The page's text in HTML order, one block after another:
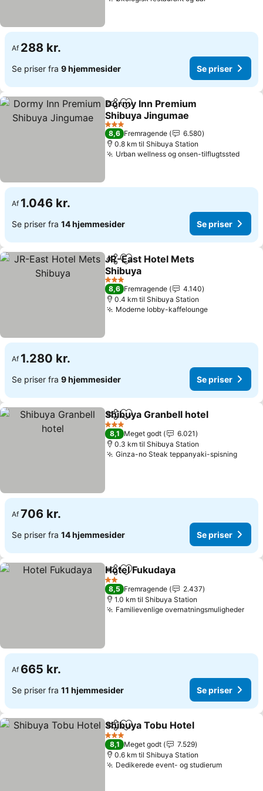
Af 288 kr.
Se priser fra 9 hjemmesider Se priser
Del Føj til favoritter
Dormy Inn Premium
Shibuya Jingumae
Se priser
3 Stjerner
8,6 Fremragende
6.580
0.8 km til Shibuya Station
Urban wellness og onsen-tilflugtsstedSe
Af 1.046 kr.
Se priser fra 14 hjemmesider Se priser
Del Føj til favoritter
JR-East Hotel Mets
Shibuya
Se priser
3 Stjerner
8,6 Fremragende
4.140
0.4 km til Shibuya Station
Moderne lobby-kaffeloungeSe priser
Af 1.280 kr.
Se priser fra 9 hjemmesider Se priser
Del Føj til favoritter
Shibuya Granbell hotel
3 Stjerner
8,1 Meget godt
6.021
0.3 km til Shibuya Station
Ginza-no Steak teppanyaki-spisningSe
Af 706 kr.
Se priser fra 14 hjemmesider Se priser
Del Føj til favoritter
Hotel Fukudaya
2 Stjerner
8,5 Fremragende
2.437
1.0 km til Shibuya Station
Familievenlige overnatningsmulighederSe
Af 665 kr.
Se priser fra 11 hjemmesider Se priser
Del Føj til favoritter
Shibuya Tobu Hotel
3 Stjerner
8,1 Meget godt
7.529
0.6 km til Shibuya Station
Dedikerede event- og studierumSe priser